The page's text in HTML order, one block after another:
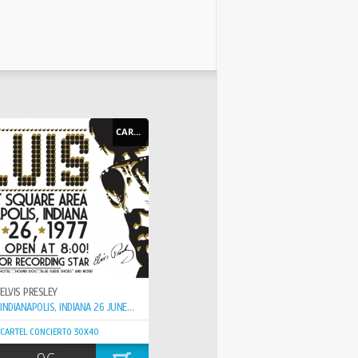
CARTEL - POSTER
ELVIS PRESLEY
INDIANAPOLIS, INDIANA 26 JUNE 1976 ( LAST CONCERT )
CARTEL CONCIERTO 30X40